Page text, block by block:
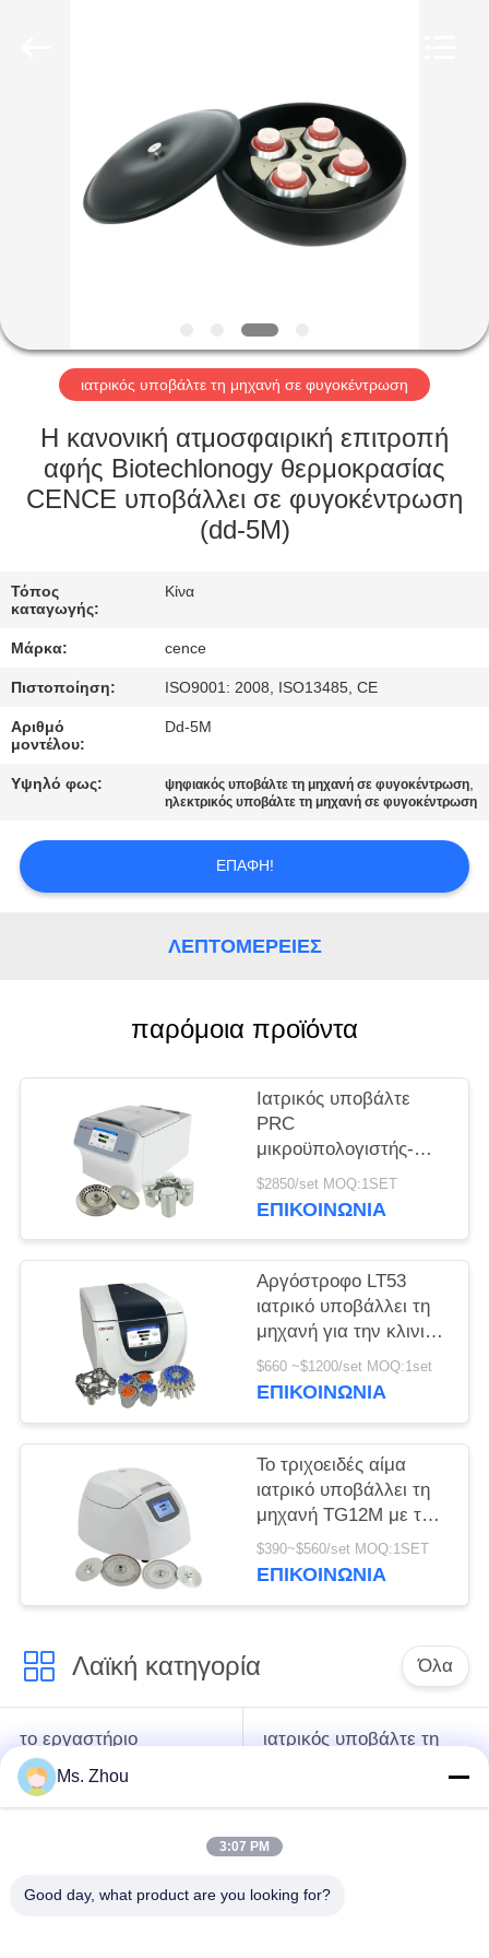
ΠΡΟΪΌΝΤΑ
ΕΜΆΣ
ΕΠΙΣΚΕΨΉ
ΕΡΓΟΣΤΑΣΊΟΥ
ΈΛΕΓΧΟΣ
ΕΠΙΚΟΙΝΩΝΉΣΤΕ
ΜΑΖΊ
ΜΑΣ
ΕΙΔΉΣΕΙΣ
ΥΠΟΘΈΣΕΙΣ
VR
PRIVACY
ιατρικός υποβάλτε τη μηχανή σε φυγοκέντρωση
Η κανονική ατμοσφαιρική επιτροπή
αφής Biotechlonogy θερμοκρασίας
CENCE υποβάλλει σε φυγοκέντρωση
(dd-5M)
Τόπος
καταγωγής:
Κίνα
Μάρκα: cence
Πιστοποίηση: ISO9001: 2008, ISO13485, CE
Αριθμό
μοντέλου:
Dd-5M
Υψηλό φως: ψηφιακός υποβάλτε τη μηχανή σε φυγοκέντρωση,
ηλεκτρικός υποβάλτε τη μηχανή σε φυγοκέντρωση
ΕΠΑΦΉ!
ΛΕΠΤΟΜΈΡΕΙΕΣ
παρόμοια προϊόντα
Ιατρικός υποβάλτε
PRC
μικροϋπολογιστής-
σωλήνων H1750R σε
φυγοκέντρωση τη
κατεψυγμένη
υποβάλλει
$2850/set MOQ:1SET
ΕΠΙΚΟΙΝΩΝΊΑ
Αργόστροφο LT53
ιατρικό υποβάλλει τη
μηχανή για την κλινική
γενετική βιολογία
ιατρικής σε
$660 ~$1200/set MOQ:1set
ΕΠΙΚΟΙΝΩΝΊΑ
Το τριχοειδές αίμα
ιατρικό υποβάλλει τη
μηχανή TG12M με το
σύστημα
αυτοδιάγνωσης
$390~$560/set MOQ:1SET
ΕΠΙΚΟΙΝΩΝΊΑ
Λαϊκή κατηγορία Όλα
το εργαστήριο
υποβάλλει τη μηχανή
σε φυγοκέντρωση
ιατρικός υποβάλτε τη
σε φυγοκέντρωση
κατεψυγμένος
σε φυγοκέντρωση
Ms. Zhou
3:07 PM
Good day, what product are you looking for?